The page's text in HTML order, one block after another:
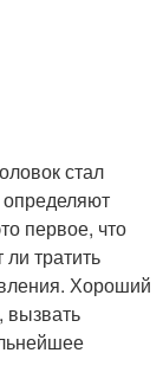
стал
первое, что
ли тратить
Хороший
вызвать